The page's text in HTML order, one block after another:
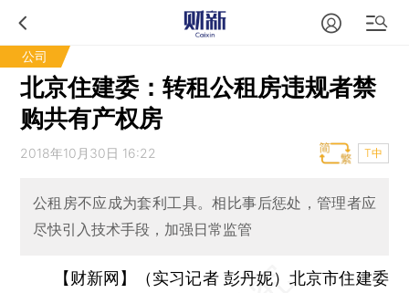
公司
北京住建委：转租公租房违规者禁
购共有产权房
2018年10月30日 16:22 T中
公租房不应成为套利工具。相比事后惩处，管理者应
尽快引入技术手段，加强日常监管
【财新网】（实习记者 彭丹妮）北京市住建委